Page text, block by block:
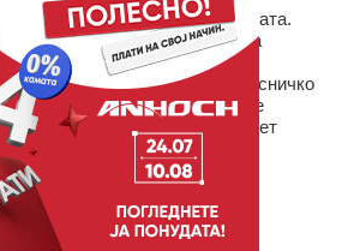
| Member of Clip Media Group
Контакт Услови за користење
за оптимизирање на страницата.
се од суштинско значење за
а други помагаат да ја
страница и вашето корисничко
задолжителните колачиња се
и пристап до оваа интернет
Прифати колачиња